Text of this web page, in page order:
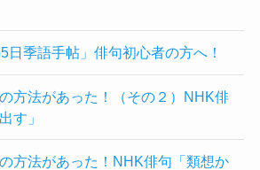
日季語手帖」俳句初心者の方へ！
方法があった！（その２）NHK俳
す」
方法があった！NHK俳句「類想か